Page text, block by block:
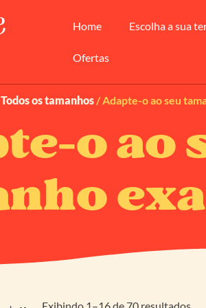
Home Escolha a sua
Ofertas
Todos os tamanhos / Adapte-o ao seu
o ao